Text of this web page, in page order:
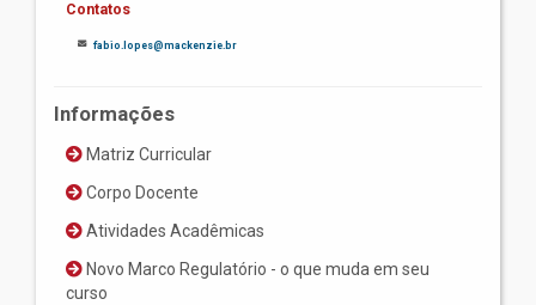
Contatos
fabio.lopes@mackenzie.br
Informações
Matriz Curricular
Corpo Docente
Atividades Acadêmicas
Novo Marco Regulatório - o que muda em seu
curso